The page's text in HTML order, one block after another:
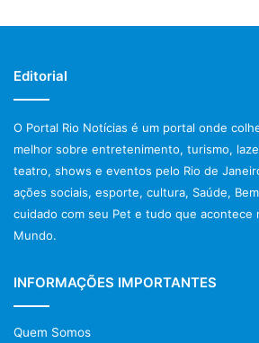
Post Views: 1.033
Editorial
O Portal Rio Notícias é um portal onde
melhor sobre entretenimento, turismo,
teatro, shows e eventos pelo Rio de
ações sociais, esporte, cultura, Saúde,
cuidado com seu Pet e tudo que acontece
Mundo.
INFORMAÇÕES IMPORTANTES
Quem Somos